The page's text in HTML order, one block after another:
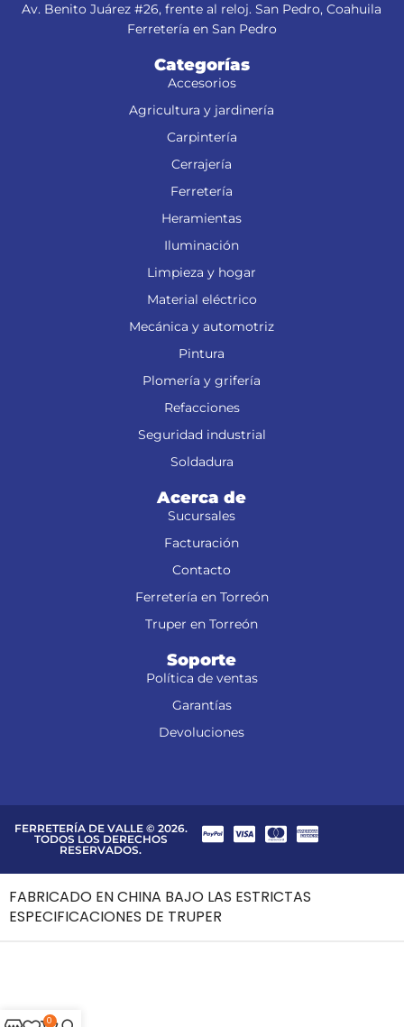
Av. Benito Juárez #26, frente al reloj. San Pedro, Coahuila
Ferretería en San Pedro
Categorías
Accesorios
Agricultura y jardinería
Carpintería
Cerrajería
Ferretería
Heramientas
Iluminación
Limpieza y hogar
Material eléctrico
Mecánica y automotriz
Pintura
Plomería y grifería
Refacciones
Seguridad industrial
Soldadura
Acerca de
Sucursales
Facturación
Contacto
Ferretería en Torreón
Truper en Torreón
Soporte
Política de ventas
Garantías
Devoluciones
FERRETERÍA DE VALLE © 2026.
TODOS LOS DERECHOS
RESERVADOS.
0
FABRICADO EN CHINA BAJO LAS ESTRICTAS
ESPECIFICACIONES DE TRUPER